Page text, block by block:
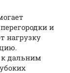
и
нагрузку
к дальним